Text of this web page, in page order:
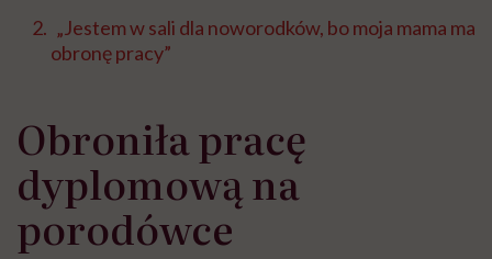
„Jestem w sali dla noworodków, bo moja mama ma
obronę pracy”
Obroniła pracę
dyplomową na
porodówce